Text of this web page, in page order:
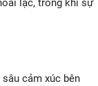
lạc, trong khi sự
cảm xúc bên